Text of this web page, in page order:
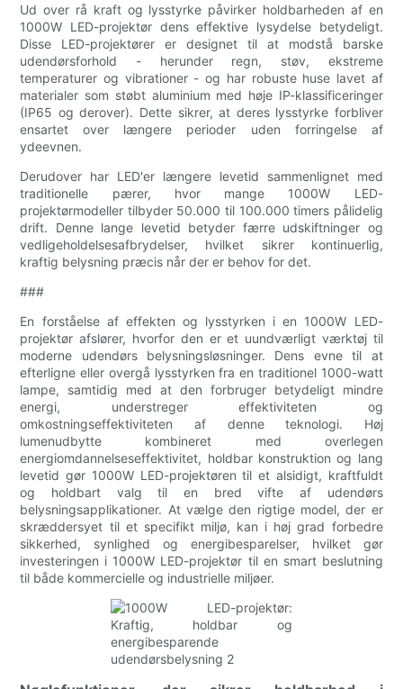
Ud over rå kraft og lysstyrke påvirker holdbarheden af ​​en
1000W LED-projektør dens effektive lysydelse betydeligt.
Disse LED-projektører er designet til at modstå barske
udendørsforhold - herunder regn, støv, ekstreme
temperaturer og vibrationer - og har robuste huse lavet af
materialer som støbt aluminium med høje IP-klassificeringer
(IP65 og derover). Dette sikrer, at deres lysstyrke forbliver
ensartet over længere perioder uden forringelse af
ydeevnen.
Derudover har LED'er længere levetid sammenlignet med
traditionelle pærer, hvor mange 1000W LED-
projektørmodeller tilbyder 50.000 til 100.000 timers pålidelig
drift. Denne lange levetid betyder færre udskiftninger og
vedligeholdelsesafbrydelser, hvilket sikrer kontinuerlig,
kraftig belysning præcis når der er behov for det.
###
En forståelse af effekten og lysstyrken i en 1000W LED-
projektør afslører, hvorfor den er et uundværligt værktøj til
moderne udendørs belysningsløsninger. Dens evne til at
efterligne eller overgå lysstyrken fra en traditionel 1000-watt
lampe, samtidig med at den forbruger betydeligt mindre
energi, understreger effektiviteten og
omkostningseffektiviteten af ​​denne teknologi. Høj
lumenudbytte kombineret med overlegen
energiomdannelseseffektivitet, holdbar konstruktion og lang
levetid gør 1000W LED-projektøren til et alsidigt, kraftfuldt
og holdbart valg til en bred vifte af udendørs
belysningsapplikationer. At vælge den rigtige model, der er
skræddersyet til et specifikt miljø, kan i høj grad forbedre
sikkerhed, synlighed og energibesparelser, hvilket gør
investeringen i 1000W LED-projektør til en smart beslutning
til både kommercielle og industrielle miljøer.